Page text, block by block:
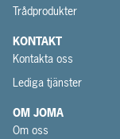
Trådprodukter
KONTAKT
Kontakta oss
Lediga tjänster
OM JOMA
Om oss